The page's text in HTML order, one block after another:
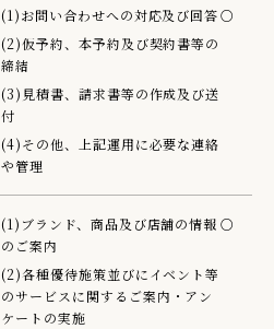
(1)お問い合わせへの対応及び回答
(2)仮予約、本予約及び契約書等の
締結
(3)見積書、請求書等の作成及び送
付
(4)その他、上記運用に必要な連絡
や管理
○
(1)ブランド、商品及び店舗の情報
のご案内
(2)各種優待施策並びにイベント等
のサービスに関するご案内・アン
ケートの実施
○